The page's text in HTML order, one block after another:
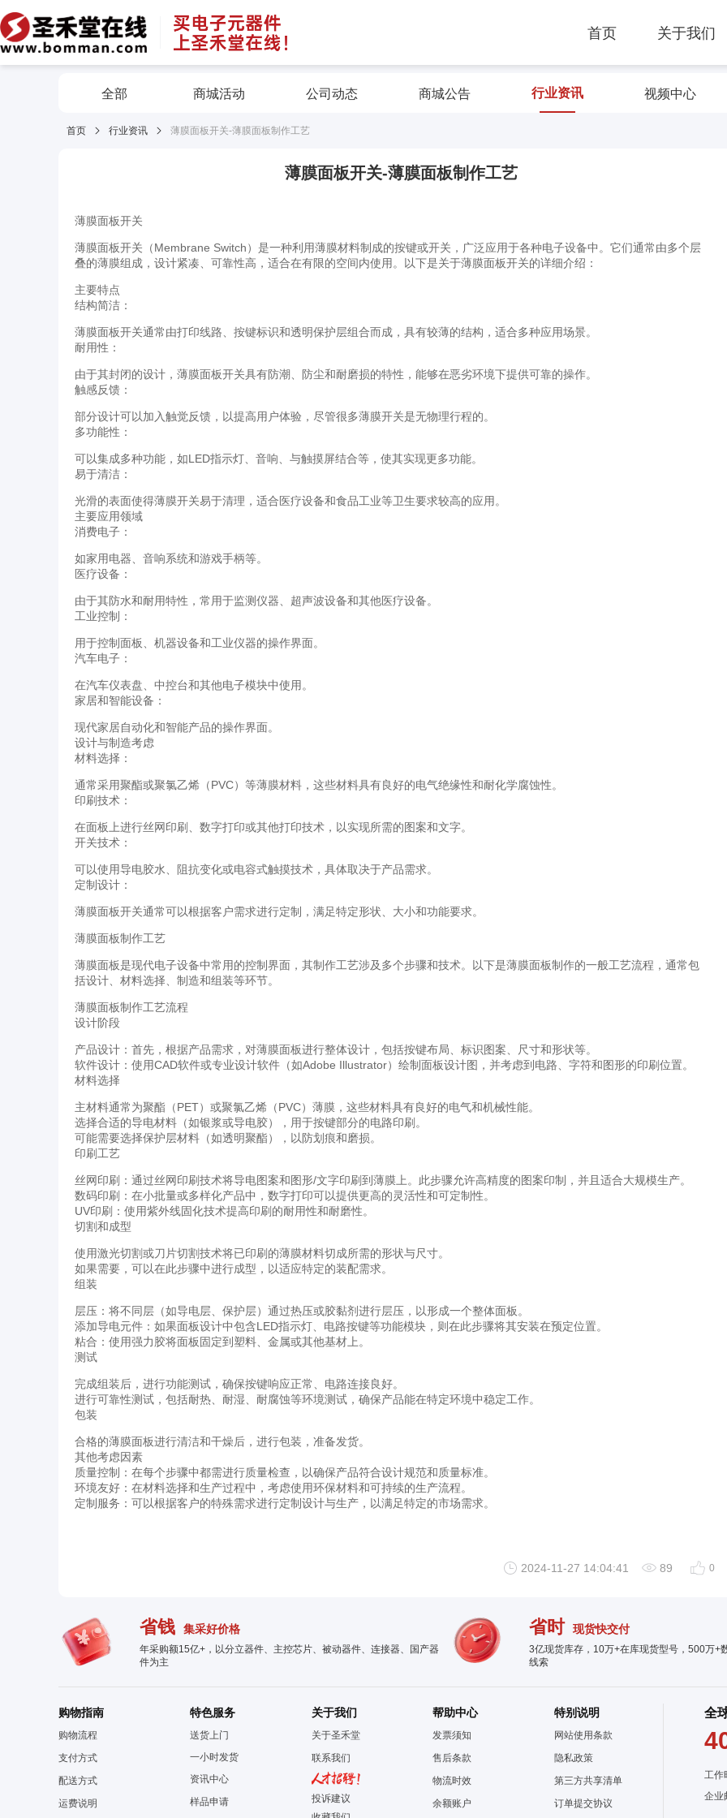
首页 关于我们
全部 商城活动 公司动态 商城公告 行业资讯 视频中心
首页 行业资讯 薄膜面板开关-薄膜面板制作工艺
薄膜面板开关-薄膜面板制作工艺
薄膜面板开关
薄膜面板开关（Membrane Switch）是一种利用薄膜材料制成的按键或开关，广泛应用于各种电子设备中。它们通常由多个层
叠的薄膜组成，设计紧凑、可靠性高，适合在有限的空间内使用。以下是关于薄膜面板开关的详细介绍：
主要特点
结构简洁：
薄膜面板开关通常由打印线路、按键标识和透明保护层组合而成，具有较薄的结构，适合多种应用场景。
耐用性：
由于其封闭的设计，薄膜面板开关具有防潮、防尘和耐磨损的特性，能够在恶劣环境下提供可靠的操作。
触感反馈：
部分设计可以加入触觉反馈，以提高用户体验，尽管很多薄膜开关是无物理行程的。
多功能性：
可以集成多种功能，如LED指示灯、音响、与触摸屏结合等，使其实现更多功能。
易于清洁：
光滑的表面使得薄膜开关易于清理，适合医疗设备和食品工业等卫生要求较高的应用。
主要应用领域
消费电子：
如家用电器、音响系统和游戏手柄等。
医疗设备：
由于其防水和耐用特性，常用于监测仪器、超声波设备和其他医疗设备。
工业控制：
用于控制面板、机器设备和工业仪器的操作界面。
汽车电子：
在汽车仪表盘、中控台和其他电子模块中使用。
家居和智能设备：
现代家居自动化和智能产品的操作界面。
设计与制造考虑
材料选择：
通常采用聚酯或聚氯乙烯（PVC）等薄膜材料，这些材料具有良好的电气绝缘性和耐化学腐蚀性。
印刷技术：
在面板上进行丝网印刷、数字打印或其他打印技术，以实现所需的图案和文字。
开关技术：
可以使用导电胶水、阻抗变化或电容式触摸技术，具体取决于产品需求。
定制设计：
薄膜面板开关通常可以根据客户需求进行定制，满足特定形状、大小和功能要求。
薄膜面板制作工艺
薄膜面板是现代电子设备中常用的控制界面，其制作工艺涉及多个步骤和技术。以下是薄膜面板制作的一般工艺流程，通常包
括设计、材料选择、制造和组装等环节。
薄膜面板制作工艺流程
设计阶段
产品设计：首先，根据产品需求，对薄膜面板进行整体设计，包括按键布局、标识图案、尺寸和形状等。
软件设计：使用CAD软件或专业设计软件（如Adobe Illustrator）绘制面板设计图，并考虑到电路、字符和图形的印刷位置。
材料选择
主材料通常为聚酯（PET）或聚氯乙烯（PVC）薄膜，这些材料具有良好的电气和机械性能。
选择合适的导电材料（如银浆或导电胶），用于按键部分的电路印刷。
可能需要选择保护层材料（如透明聚酯），以防划痕和磨损。
印刷工艺
丝网印刷：通过丝网印刷技术将导电图案和图形/文字印刷到薄膜上。此步骤允许高精度的图案印制，并且适合大规模生产。
数码印刷：在小批量或多样化产品中，数字打印可以提供更高的灵活性和可定制性。
UV印刷：使用紫外线固化技术提高印刷的耐用性和耐磨性。
切割和成型
使用激光切割或刀片切割技术将已印刷的薄膜材料切成所需的形状与尺寸。
如果需要，可以在此步骤中进行成型，以适应特定的装配需求。
组装
层压：将不同层（如导电层、保护层）通过热压或胶黏剂进行层压，以形成一个整体面板。
添加导电元件：如果面板设计中包含LED指示灯、电路按键等功能模块，则在此步骤将其安装在预定位置。
粘合：使用强力胶将面板固定到塑料、金属或其他基材上。
测试
完成组装后，进行功能测试，确保按键响应正常、电路连接良好。
进行可靠性测试，包括耐热、耐湿、耐腐蚀等环境测试，确保产品能在特定环境中稳定工作。
包装
合格的薄膜面板进行清洁和干燥后，进行包装，准备发货。
其他考虑因素
质量控制：在每个步骤中都需进行质量检查，以确保产品符合设计规范和质量标准。
环境友好：在材料选择和生产过程中，考虑使用环保材料和可持续的生产流程。
定制服务：可以根据客户的特殊需求进行定制设计与生产，以满足特定的市场需求。
2024-11-27 14:04:41 89 0
省钱 集采好价格
年采购额15亿+，以分立器件、主控芯片、被动器件、连接器、国产器
件为主
省时 现货快交付
3亿现货库存，10万+在库现货型号，500万+
线索
购物指南
购物流程
支付方式
配送方式
运费说明
特色服务
送货上门
一小时发货
资讯中心
样品申请
关于我们
关于圣禾堂
联系我们
投诉建议
帮助中心
发票须知
售后条款
物流时效
余额账户
特别说明
网站使用条款
隐私政策
第三方共享清单
订单提交协议
全
工作
企业